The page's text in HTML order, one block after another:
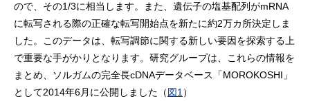
ので、その1/3に相当します。また、遺伝子の塩基配列がmRNA
に転写される際の正確な転写開始点を新たに約2万カ所決定しま
した。このデータは、転写調節に関する新しい要因を探索する上
で重要な手がかりとなります。研究グループは、これらの情報を
まとめ、ソルガムの完全長cDNAデータベース「MOROKOSHI」
として2014年6月に公開しました（図1 ）